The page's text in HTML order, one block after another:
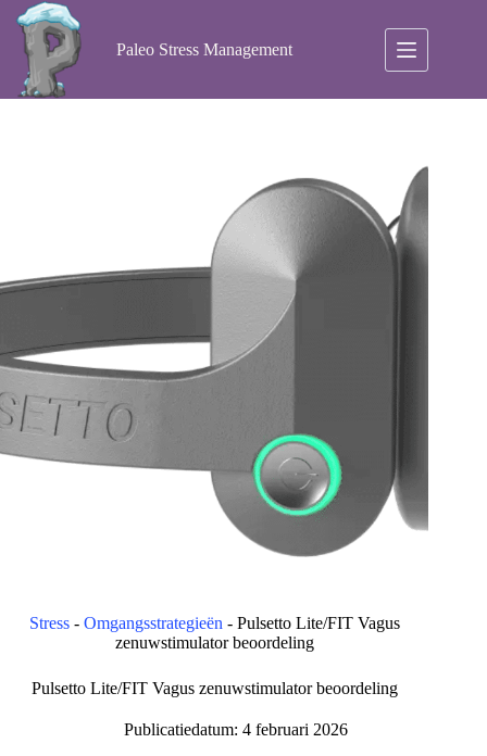
naar
inhoud
Paleo Stress Management
Stress- Omgangsstrategieën - Pulsetto Lite/FIT Vagus
zenuwstimulator beoordeling
Pulsetto Lite/FIT Vagus zenuwstimulator beoordeling
Publicatiedatum: 4 februari 2026